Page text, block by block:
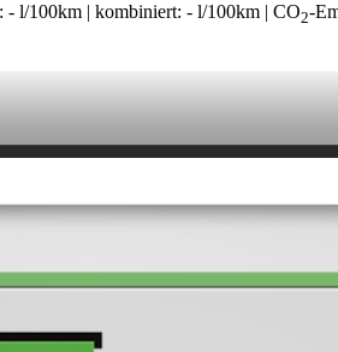
- l/100km | kombiniert: - l/100km | CO2-